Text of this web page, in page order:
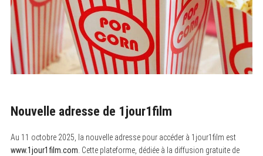
Nouvelle adresse de 1jour1film
Au 11 octobre 2025, la nouvelle adresse pour accéder à 1jour1film est
www.1jour1film.com . Cette plateforme, dédiée à la diffusion gratuite de